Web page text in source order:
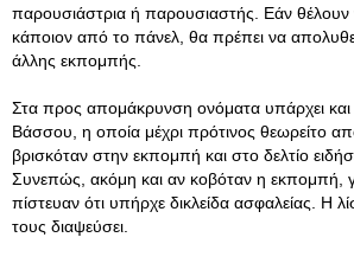
παρουσιάστρια ή παρουσιαστής. Εάν
κάποιον από το πάνελ, θα πρέπει να
άλλης εκπομπής.
Στα προς απομάκρυνση ονόματα υπάρχει και
Βάσσου, η οποία μέχρι πρότινος θεωρείτο
βρισκόταν στην εκπομπή και στο δελτίο
Συνεπώς, ακόμη και αν κοβόταν η εκπομπή,
πίστευαν ότι υπήρχε δικλείδα ασφαλείας. Η
τους διαψεύσει.